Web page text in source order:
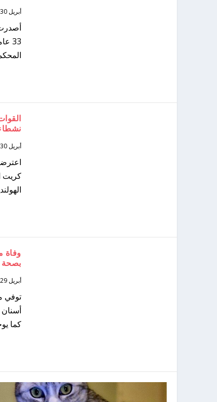
أبريل 30, 2026
أبريل 30, 2026
كريت
وفاة
بصحة
أبريل 29, 2026
كما